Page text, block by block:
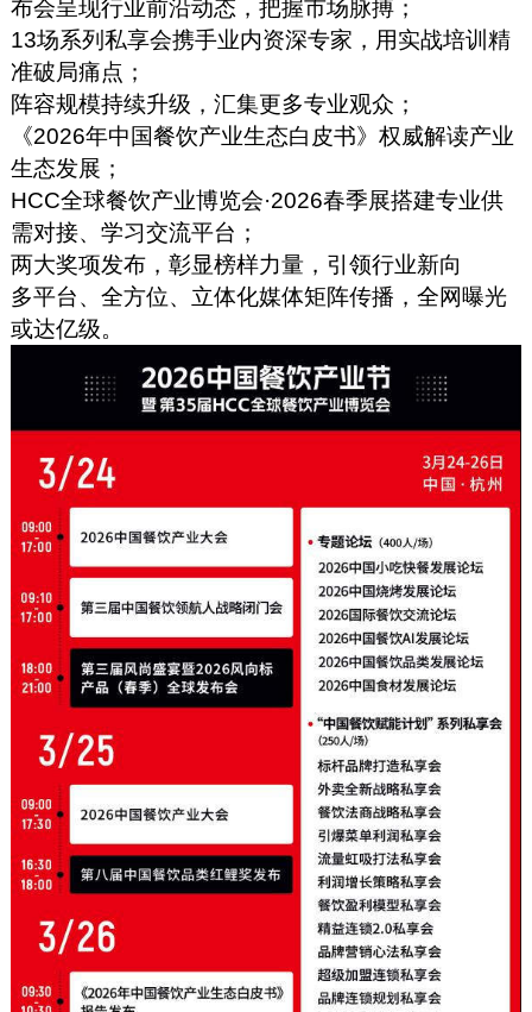
布会呈现行业前沿动态，把握市场脉搏；
13场系列私享会携手业内资深专家，用实战培训精
准破局痛点；
阵容规模持续升级，汇集更多专业观众；
《2026年中国餐饮产业生态白皮书》权威解读产业
生态发展；
HCC全球餐饮产业博览会·2026春季展搭建专业供
需对接、学习交流平台；
两大奖项发布，彰显榜样力量，引领行业新向
多平台、全方位、立体化媒体矩阵传播，全网曝光
或达亿级。